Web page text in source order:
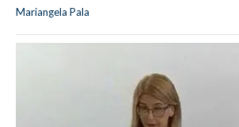
Mariangela Pala